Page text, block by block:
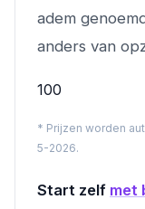
adem
anders van
100
* Prijzen worden
5-2026.
Start zelf met